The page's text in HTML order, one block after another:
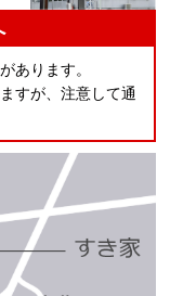
あります。
すが、注意して通